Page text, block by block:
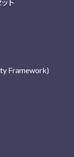
ト
Framework)